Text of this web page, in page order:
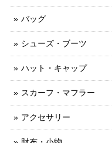
バッグ
シューズ・ブーツ
ハット・キャップ
スカーフ・マフラー
アクセサリー